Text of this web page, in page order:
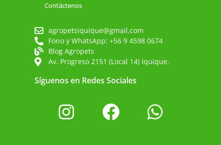
Contáctenos
agropetsiquique@gmail.com
Fono y WhatsApp: +56 9 4598 0674
Blog Agropets
Av. Progreso 2151 (Local 14) Iquique.
Síguenos en Redes Sociales